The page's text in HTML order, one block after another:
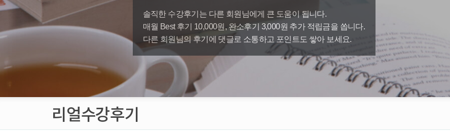
수업교재안내
솔직한 수강후기는 다른 회원님에게 큰 도움이 됩니다.
매월 Best 후기 10,000원, 완소후기 3,000원 추가 적립금을 쏩니다.
다른 회원님의 후기에 댓글로 소통하고 포인트도 쌓아 보세요.
리얼수강후기